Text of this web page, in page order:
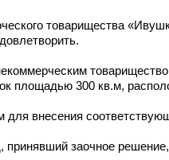
товарищества
площадью 300 кв.м,
для внесения
принявший заочное